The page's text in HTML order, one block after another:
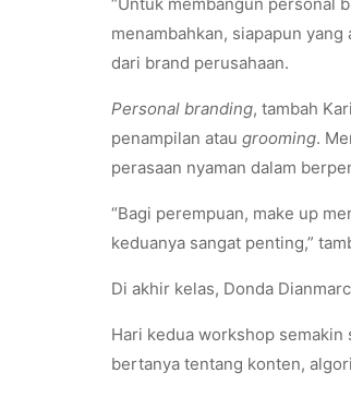
menambahkan, siapapun
dari brand perusahaan.
Personal branding, tambah
penampilan atau grooming.
perasaan nyaman dalam
“Bagi perempuan, make up
keduanya sangat penting,”
Di akhir kelas, Donda
Hari kedua workshop
bertanya tentang konten,